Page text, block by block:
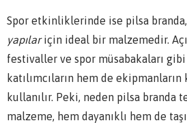
Spor etkinliklerinde ise pilsa branda,
yapılariçin ideal bir malzemedir.
festivaller ve spor müsabakaları
katılımcıların hem de ekipmanların
kullanılır. Peki, neden pilsa branda
malzeme, hem dayanıklı hem de